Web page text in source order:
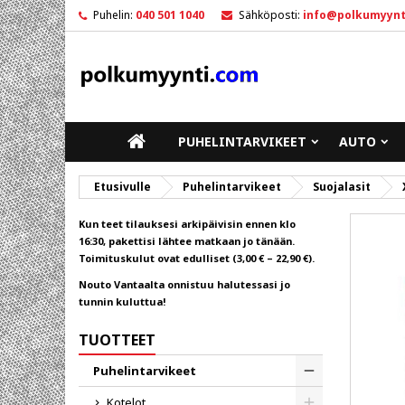
Puhelin: 040 501 1040 Sähköposti:
ETUSIVULLE
PUHELINTARVIKEET AUTO
Etusivulle Puhelintarvikeet Suojalasit
Kun teet tilauksesi arkipäivisin ennen klo
16:30, pakettisi lähtee matkaan jo tänään.
Toimituskulut ovat edulliset (3,00 € – 22,90 €).
Nouto Vantaalta onnistuu halutessasi jo
tunnin kuluttua!
TUOTTEET
Puhelintarvikeet